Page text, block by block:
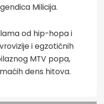
Milicija.
od hip-hopa i
i egzotičnih
MTV popa,
dens hitova.